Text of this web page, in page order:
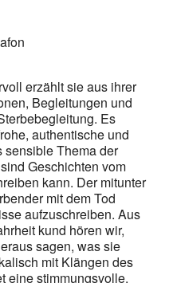
erzählt sie aus ihrer
Begleitungen und
Es
authentische und
sensible Thema der
Geschichten vom
kann. Der mitunter
mit dem Tod
aufzuschreiben. Aus
kund hören wir,
sagen, was sie
mit Klängen des
eine stimmungsvolle,